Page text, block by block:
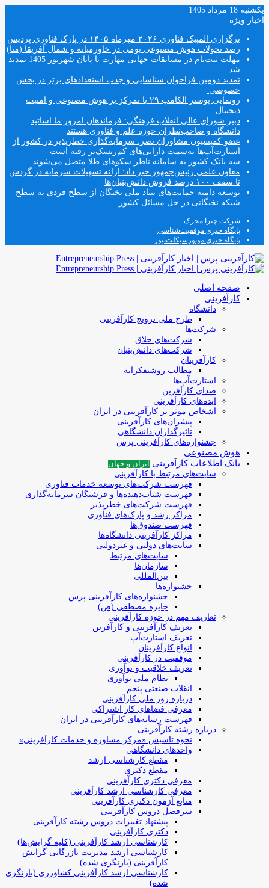
یکشنبه 18 مرداد 1405
اخبار ویژه
برگزاری المپیک فناوری ۲۰۲۶ مهرماه ۱۴۰۵ در پارک فناوری پردیس
رصد تحولات هوش مصنوعی بومی در خاورمیانه و شمال آفریقا (منا)
مهلت ثبت‌نام در مسابقات جهانی مهارت تا پایان شهریور 1405 تمدید
شد
تمدید دومین فراخوان شناسایی و جذب استعدادهای برتر در بخش
خصوصی
رونمایی پوستر الکامپ ۲۹ با تمرکز بر هوش مصنوعی و امنیت
دیجیتال
دبیر شورای عالی انقلاب فرهنگی: فرماندهان امروز ما اساتید
دانشگاه و صاحب‌نظران حوزه علم و فناوری هستند
عضو کمیسیون مشاوران نصر: سرمایه‌گذاری خطرپذیر در کشور از
استارت‌آپ‌ها به‌سمت دارایی‌های کم‌ریسک‌تر رفته است
سه بانک کشور به سامانه ناظر سکوهای طلا متصل می‌شوند
معاون علمی رئیس‌جمهور خبر داد: ارائه تسهیلات سرمایه در گردش
تا سقف ۱۰۰ درصد فروش دانش‌بنیان‌ها
توسعه دامنه حمایت‌های بنیاد ملی نخبگان از سطح فردی به سطح
شبکه نخبگانی در حل مسائل کشور
شرکت چترا محرک
پایگاه خبری موفقیت‌شناسی
پایگاه خبری موتورسیکلت‌نیوز
صفحه اصلی
کارآفرینی
دانشگاه
طرح ملی ترویج کارآفرینی
شرکت‌ها
شرکت‌های خلاق
شرکت‌های دانش‌بنیان
کارآفرینان
مطالب روشنفکرانه
استارت‌آپ‌ها
صدای کارآفرین
ایده‌های کارآفرینی
اشخاص موثر بر کارآفرینی در ایران
پیشران‌های کارآفرینی
تاثیرگذاران دانشگاهی
جشنواره‌های کارآفرینی‌ پرس
هوش مصنوعی
بانک اطلاعات کارآفرینی
ایران و جهان
سایت‌های مرتبط با کارآفرینی
فهرست شرکت‌های‌‌ توسعه‌ خدمات فناوری
فهرست شتاب‌دهنده‌ها‌ و فرشتگان‌ سرمایه‌گذاری
فهرست شرکت‌های خطرپذیر
مراکز رشد و پارک‌های فناوری
فهرست صندوق‌ها
مراکز کارآفرینی دانشگاه‌ها
سایت‌های دولتی و غیردولتی
سایت‌های مرتبط
سازمان‌ها
بین‌المللی
جشنواره‌ها
جشنواره‌های کارآفرینی‌ پرس
جایزه مصطفی (ص)
تعاریف مهم در حوزه کارآفرینی
تعریف کارآفرینی و کارآفرین
تعریف استارت‌آپ
انواع کارآفرینان
موفقیت در کارآفرینی
تعریف خلاقیت و نوآوری
نظام ملی نوآوری
انقلاب صنعتی پنجم
درباره روز ملی کارآفرینی
معرفی فضاهای کار اشتراکی
فهرست رسانه‌های کارآفرینی در ایران
درباره رشته کارآفرینی
نحوه تاسیس «مرکز مشاوره و خدمات کارآفرینی»
واحدهای دانشگاهی
مقطع کارشناسی ارشد
مقطع دکتری
معرفی دکتری کارآفرینی
معرفی کارشناسی ارشد کارآفرینی
منابع آزمون دکتری کارآفرینی
سرفصل دروس کارآفرینی
پیشنهاد تغییرات دروس رشته کارآفرینی
دکتری کارآفرینی
کارشناسی ارشد کارآفرینی (کلیه گرایش‌ها)
کارشناسی ارشد مدیریت بازرگانی گرایش
کارآفرینی (بازنگری شده)
کارشناسی ارشد کارآفرینی کشاورزی (بازنگری
شده)